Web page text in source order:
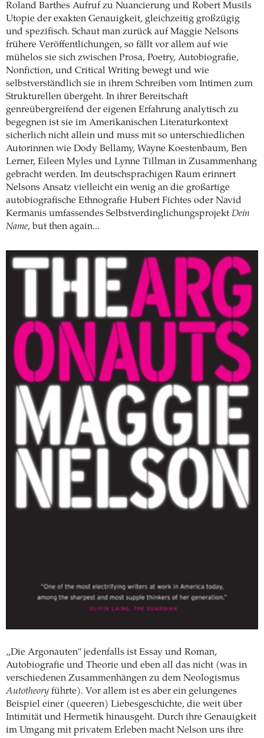
Roland Barthes Aufruf zu Nuancierung und Robert Musils
Utopie der exakten Genauigkeit, gleichzeitig großzügig
und spezifisch. Schaut man zurück auf Maggie Nelsons
frühere Veröffentlichungen, so fällt vor allem auf wie
mühelos sie sich zwischen Prosa, Poetry, Autobiografie,
Nonfiction, und Critical Writing bewegt und wie
selbstverständlich sie in ihrem Schreiben vom Intimen zum
Strukturellen übergeht. In ihrer Bereitschaft
genreübergreifend der eigenen Erfahrung analytisch zu
begegnen ist sie im Amerikanischen Literaturkontext
sicherlich nicht allein und muss mit so unterschiedlichen
Autorinnen wie Dody Bellamy, Wayne Koestenbaum, Ben
Lerner, Eileen Myles und Lynne Tillman in Zusammenhang
gebracht werden. Im deutschsprachigen Raum erinnert
Nelsons Ansatz vielleicht ein wenig an die großartige
autobiografische Ethnografie Hubert Fichtes oder Navid
Kermanis umfassendes Selbstverdinglichungsprojekt Dein
Name, but then again...
„Die Argonauten" jedenfalls ist Essay und Roman,
Autobiografie und Theorie und eben all das nicht (was in
verschiedenen Zusammenhängen zu dem Neologismus
Autotheory führte). Vor allem ist es aber ein gelungenes
Beispiel einer (queeren) Liebesgeschichte, die weit über
Intimität und Hermetik hinausgeht. Durch ihre Genauigkeit
im Umgang mit privatem Erleben macht Nelson uns ihre